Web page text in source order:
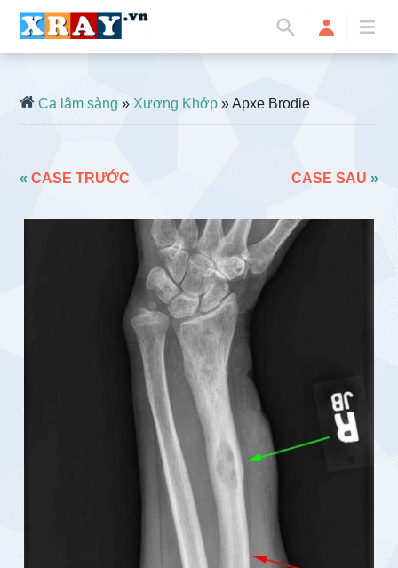
Ca lâm sàng »Xương Khớp » Apxe Brodie
«CASE TRƯỚC CASE SAU »